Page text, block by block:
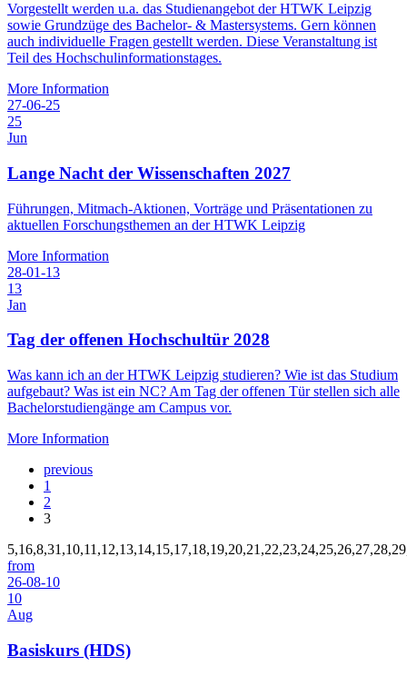
Vorgestellt werden u.a. das Studienangebot der HTWK Leipzig
sowie Grundzüge des Bachelor- & Mastersystems. Gern können
auch individuelle Fragen gestellt werden. Diese Veranstaltung ist
Teil des Hochschulinformationstages.
More Information
27-06-25
25
Jun
Lange Nacht der Wissenschaften 2027
Führungen, Mitmach-Aktionen, Vorträge und Präsentationen zu
aktuellen Forschungsthemen an der HTWK Leipzig
More Information
28-01-13
13
Jan
Tag der offenen Hochschultür 2028
Was kann ich an der HTWK Leipzig studieren? Wie ist das Studium
aufgebaut? Was ist ein NC? Am Tag der offenen Tür stellen sich alle
Bachelorstudiengänge am Campus vor.
More Information
previous
1
2
3
from
26-08-10
10
Aug
Basiskurs (HDS)